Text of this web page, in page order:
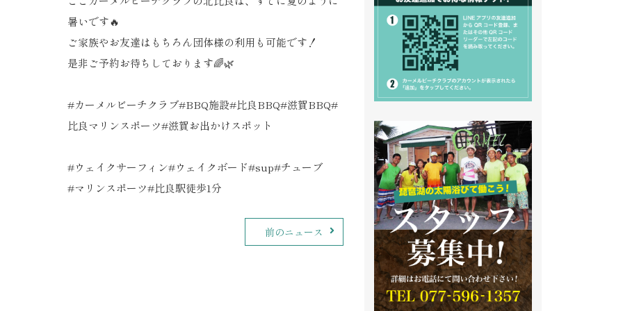
暑いです🔥
ご家族やお友達はもちろん団体様の利用も可能です！
是非ご予約お待ちしております🌈🌿
#カーメルビーチクラブ#BBQ施設#比良BBQ#滋賀BBQ#
比良マリンスポーツ#滋賀お出かけスポット
#ウェイクサーフィン#ウェイクボード#sup#チューブ
#マリンスポーツ#比良駅徒歩1分
前のニュース